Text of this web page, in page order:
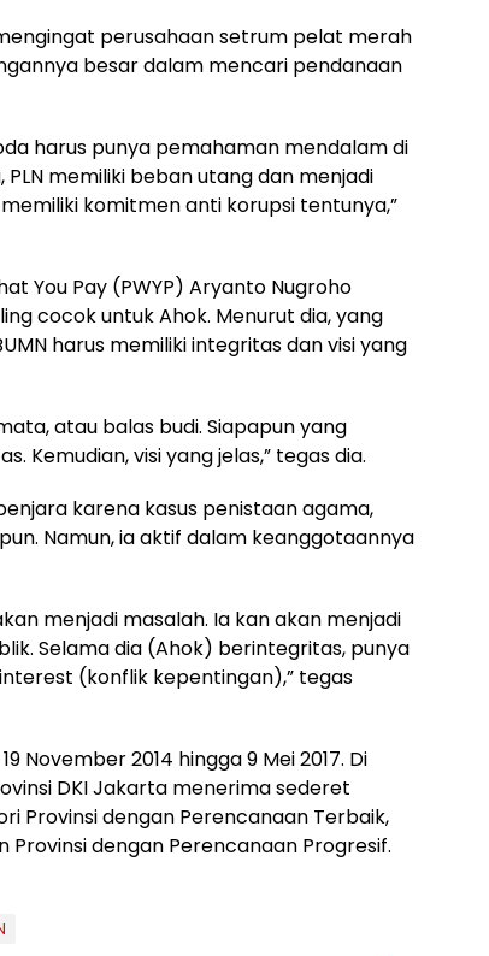
perusahaan setrum pelat merah
besar dalam mencari pendanaan
harus punya pemahaman mendalam di
memiliki beban utang dan menjadi
komitmen anti korupsi tentunya,”
You Pay (PWYP) Aryanto Nugroho
cocok untuk Ahok. Menurut dia, yang
harus memiliki integritas dan visi yang
atau balas budi. Siapapun yang
Kemudian, visi yang jelas,” tegas dia.
karena kasus penistaan agama,
Namun, ia aktif dalam keanggotaannya
menjadi masalah. Ia kan akan menjadi
Selama dia (Ahok) berintegritas, punya
(konflik kepentingan),” tegas
November 2014 hingga 9 Mei 2017. Di
DKI Jakarta menerima sederet
Provinsi dengan Perencanaan Terbaik,
Provinsi dengan Perencanaan Progresif.